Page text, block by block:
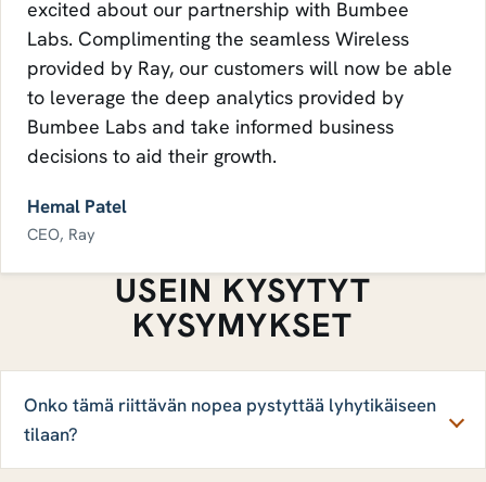
excited about our partnership with Bumbee
Labs. Complimenting the seamless Wireless
provided by Ray, our customers will now be able
to leverage the deep analytics provided by
Bumbee Labs and take informed business
decisions to aid their growth.
Hemal Patel
CEO, Ray
USEIN KYSYTYT
KYSYMYKSET
Onko tämä riittävän nopea pystyttää lyhytikäiseen
tilaan?